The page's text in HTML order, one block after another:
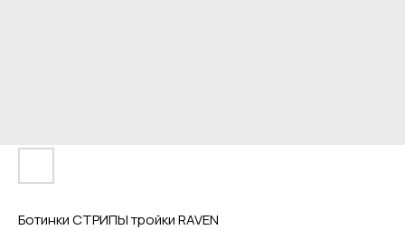
покупку! Подпишись на нашу рассылку
...и узнавай об акциях первой!
Ботинки СТРИПЫ тройки RAVEN